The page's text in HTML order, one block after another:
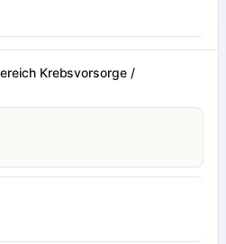
Krebsvorsorge /